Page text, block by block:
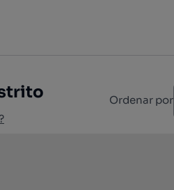
Ordenar por